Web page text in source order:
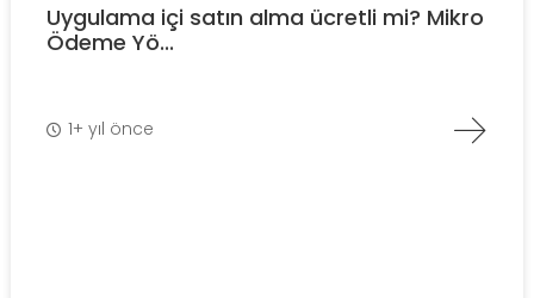
Uygulama içi satın alma ücretli mi? Mikro
Ödeme Yö...
1+ yıl önce